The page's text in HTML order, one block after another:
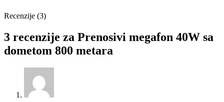
Recenzije (3)
3 recenzije za Prenosivi megafon 40W sa
dometom 800 metara